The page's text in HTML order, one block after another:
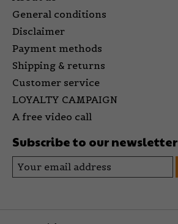
General conditions
Disclaimer
Payment methods
Shipping & returns
Customer service
LOYALTY CAMPAIGN
A free video call
Subscribe to our newsletter